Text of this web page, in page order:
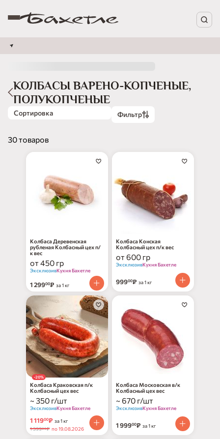
КОЛБАСЫ ВАРЕНО-КОПЧЕНЫЕ,
ПОЛУКОПЧЕНЫЕ
Сортировка Фильтр
30 товаров
Колбаса Деревенская
рубленая Колбасный цех п/
к вес
от 450 гр
ЭксклюзивКухня Бахетле
1 29900₽ за 1 кг
Колбаса Конская
Колбасный цех п/к вес
от 600 гр
ЭксклюзивКухня Бахетле
99900₽ за 1 кг
-20%
Колбаса Краковская п/к
Колбасный цех вес
~ 350 г/шт
ЭксклюзивКухня Бахетле
1 11900₽ за 1 кг
1 39900₽ по 19.08.2026
Колбаса Московская в/к
Колбасный цех вес
~ 670 г/шт
ЭксклюзивКухня Бахетле
1 99900₽ за 1 кг